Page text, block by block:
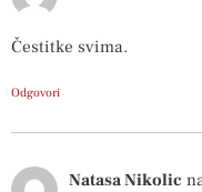
Čestitke svima.
Odgovori
Natasa Nikolic